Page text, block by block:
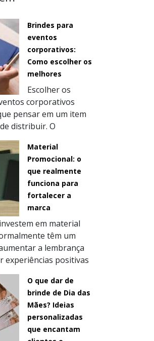
Brindes para
eventos
corporativos:
Como escolher os
melhores
Escolher os
corporativos
pensar em um item
distribuir. O
Material
Promocional: o
que realmente
funciona para
fortalecer a
marca
em material
têm um
a lembrança
experiências positivas
O que dar de
brinde de Dia das
Mães? Ideias
personalizadas
que encantam